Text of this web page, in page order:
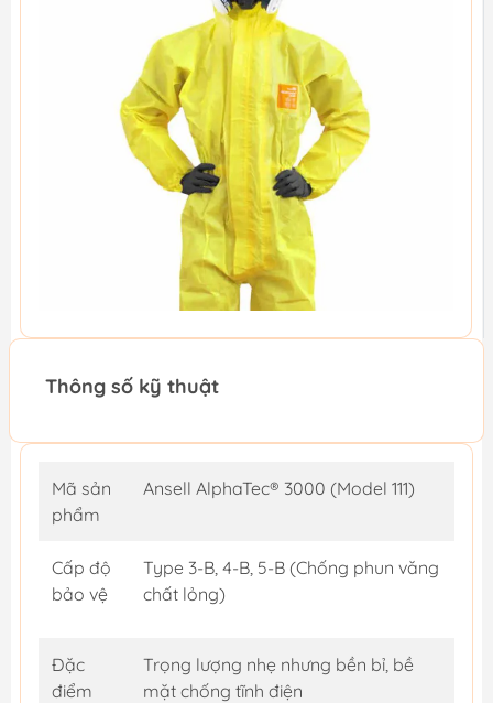
Thông số kỹ thuật
Mã sản
phẩm
Ansell AlphaTec® 3000 (Model 111)
Cấp độ
bảo vệ
Type 3-B, 4-B, 5-B (Chống phun văng
chất lỏng)
Đặc
điểm
Trọng lượng nhẹ nhưng bền bỉ, bề
mặt chống tĩnh điện